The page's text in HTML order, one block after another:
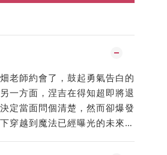
老師約會了，鼓起勇氣告白的
一方面，涅吉在得知超即將退
定當面問個清楚，然而卻爆發
穿越到魔法已經曝光的未來…